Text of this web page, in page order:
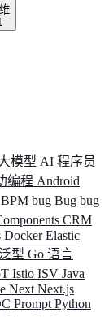
模型 AI 程序员
编程 Android
BPM bug Bug bug
CRM
DockerElastic
型 Go 语言
Istio ISV Java
Next Next.js
Prompt Python